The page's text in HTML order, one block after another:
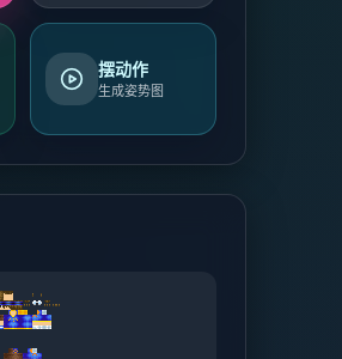
摆动作
生成姿势图